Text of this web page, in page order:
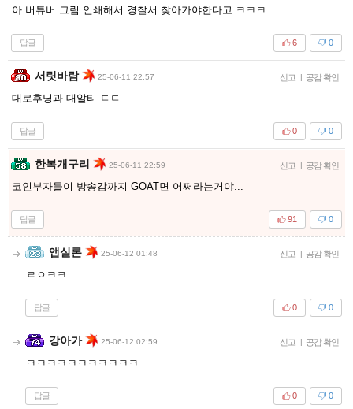
아 버튜버 그림 인쇄해서 경찰서 찾아가야한다고 ㅋㅋㅋ
답글 0
6
서릿바람 25-06-11 22:57 신고 | 공감 확인
대로후닝과 대알티 ㄷㄷ
답글 0
0
한복개구리 25-06-11 22:59 신고 | 공감 확인
코인부자들이 방송감까지 GOAT면 어쩌라는거야...
답글 0
91
앱실론 25-06-12 01:48 신고 | 공감 확인
ㄹㅇㅋㅋ
답글 0
0
강아가 25-06-12 02:59 신고 | 공감 확인
ㅋㅋㅋㅋㅋㅋㅋㅋㅋㅋㅋ
답글 0
0